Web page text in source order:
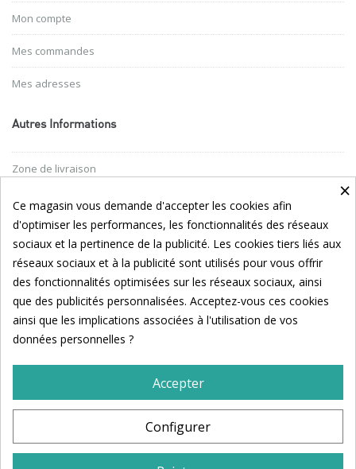
Mon compte
Mes commandes
Mes adresses
Autres Informations
Zone de livraison
Conditions générales
Nos partenaires
Suivez Noémie Sur Les Réseaux Sociaux !
© Les saveurs de Noemie - 2024 - Tous droits réservés -
légales
×
Ce magasin vous demande d'accepter les cookies afin
d'optimiser les performances, les fonctionnalités des réseaux
sociaux et la pertinence de la publicité. Les cookies tiers liés aux
réseaux sociaux et à la publicité sont utilisés pour vous offrir
des fonctionnalités optimisées sur les réseaux sociaux, ainsi
que des publicités personnalisées. Acceptez-vous ces cookies
ainsi que les implications associées à l'utilisation de vos
données personnelles ?
Accepter
Configurer